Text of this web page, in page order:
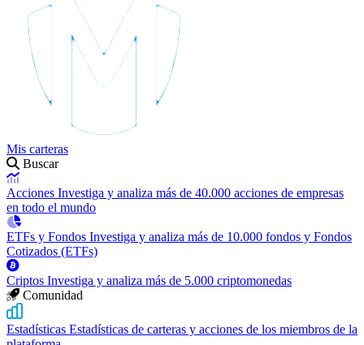
Mis carteras
Buscar
Acciones Investiga y analiza más de 40.000 acciones de empresas
en todo el mundo
ETFs y Fondos Investiga y analiza más de 10.000 fondos y Fondos
Cotizados (ETFs)
Criptos Investiga y analiza más de 5.000 criptomonedas
Comunidad
Estadísticas Estadísticas de carteras y acciones de los miembros de la